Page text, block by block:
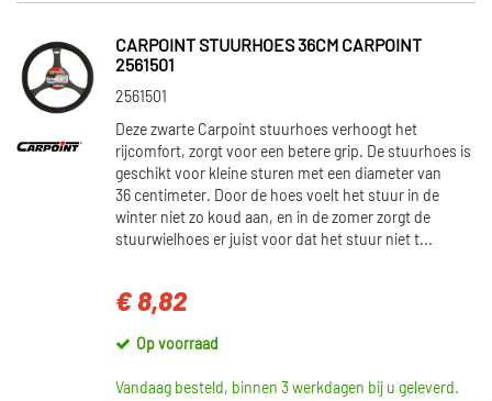
CARPOINT STUURHOES 36CM CARPOINT
2561501
2561501
Deze zwarte Carpoint stuurhoes verhoogt het
rijcomfort, zorgt voor een betere grip. De stuurhoes is
geschikt voor kleine sturen met een diameter van
36 centimeter. Door de hoes voelt het stuur in de
winter niet zo koud aan, en in de zomer zorgt de
stuurwielhoes er juist voor dat het stuur niet t...
€ 8,82
Op voorraad
Vandaag besteld, binnen 3 werkdagen bij u geleverd.